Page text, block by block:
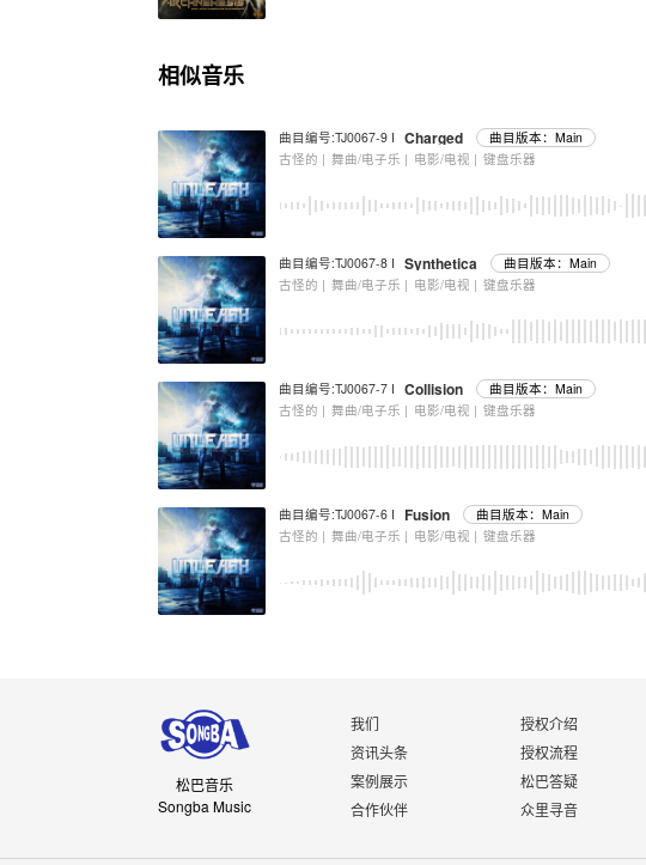
相似音乐
曲目编号:TJ0067-9 I Charged
曲目版本：Main
古怪的 | 舞曲/电子乐 | 电影/电视 | 键盘乐器
曲目编号:TJ0067-8 I Synthetica
曲目版本：Main
古怪的 | 舞曲/电子乐 | 电影/电视 | 键盘乐器
曲目编号:TJ0067-7 I Collision
曲目版本：Main
古怪的 | 舞曲/电子乐 | 电影/电视 | 键盘乐器
曲目编号:TJ0067-6 I Fusion
曲目版本：Main
古怪的 | 舞曲/电子乐 | 电影/电视 | 键盘乐器
松巴音乐
Songba Music
我们
资讯头条
案例展示
合作伙伴
授权介绍
授权流程
松巴答疑
众里寻音